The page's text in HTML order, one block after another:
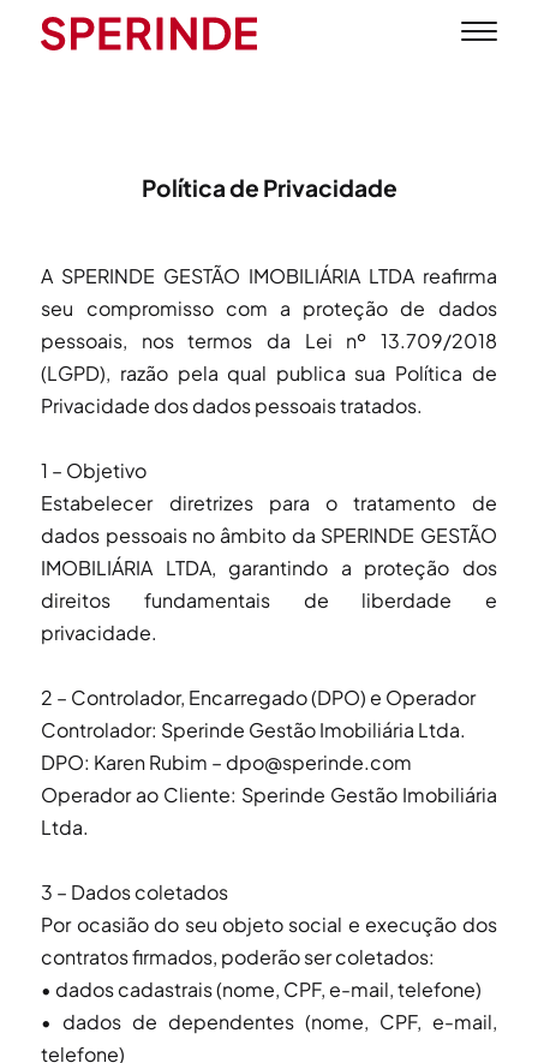
Política de Privacidade
A SPERINDE GESTÃO IMOBILIÁRIA LTDA reafirma
seu compromisso com a proteção de dados
pessoais, nos termos da Lei nº 13.709/2018
(LGPD), razão pela qual publica sua Política de
Privacidade dos dados pessoais tratados.
1 – Objetivo
Estabelecer diretrizes para o tratamento de
dados pessoais no âmbito da SPERINDE GESTÃO
IMOBILIÁRIA LTDA, garantindo a proteção dos
direitos fundamentais de liberdade e
privacidade.
2 – Controlador, Encarregado (DPO) e Operador
Controlador: Sperinde Gestão Imobiliária Ltda.
DPO: Karen Rubim – dpo@sperinde.com
Operador ao Cliente: Sperinde Gestão Imobiliária
Ltda.
3 – Dados coletados
Por ocasião do seu objeto social e execução dos
contratos firmados, poderão ser coletados:
• dados cadastrais (nome, CPF, e-mail, telefone)
• dados de dependentes (nome, CPF, e-mail,
telefone)